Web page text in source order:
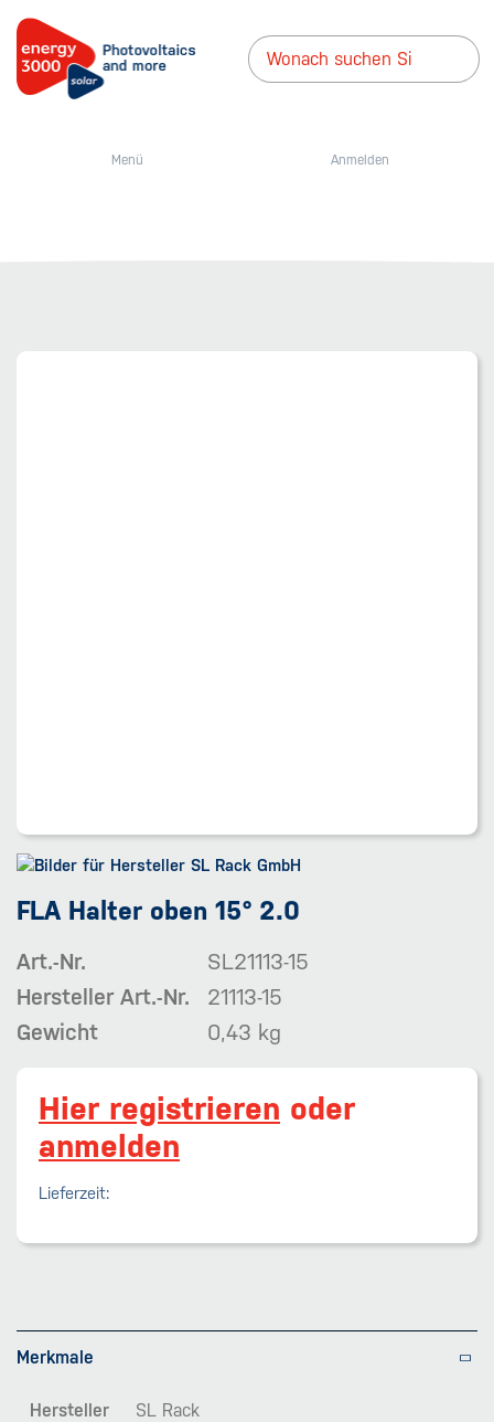
Menü Anmelden
FLA Halter oben 15° 2.0
Art.-Nr.
SL21113-15
Hersteller Art.-Nr.
21113-15
Gewicht
0,43 kg
Hier registrieren oder
anmelden
Lieferzeit:
Merkmale
Hersteller SL Rack